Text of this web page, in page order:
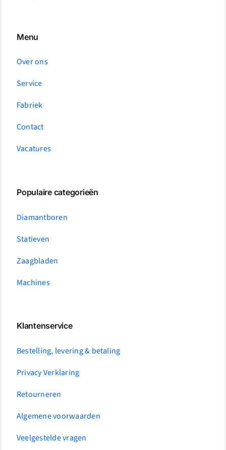
Menu
Over ons
Service
Fabriek
Contact
Vacatures
Populaire categorieën
Diamantboren
Statieven
Zaagbladen
Machines
Klantenservice
Bestelling, levering & betaling
Privacy Verklaring
Retourneren
Algemene voorwaarden
Veelgestelde vragen